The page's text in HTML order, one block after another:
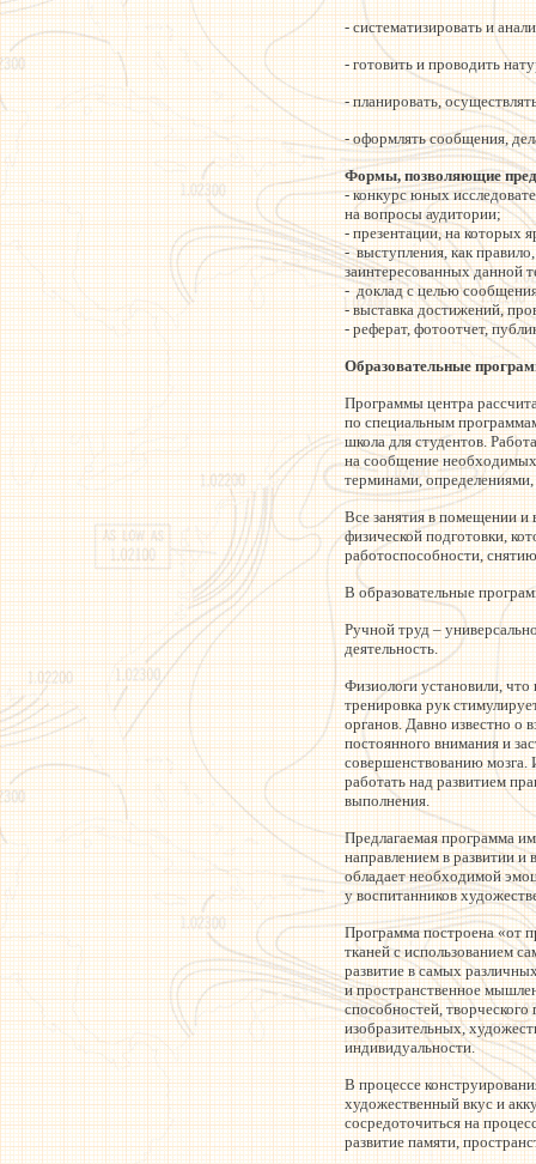
- систематизировать и
- готовить и проводить
- планировать,
- оформлять сообщения,
Формы, позволяющие
- конкурс юных
на вопросы аудитории;
- презентации, на которых
- выступления, как
заинтересованных данной
- доклад с целью
- выставка достижений,
- реферат, фотоотчет,
Образовательные
Программы центра
по специальным
школа для студентов.
на сообщение необходимых
терминами,
Все занятия в помещении и
физической подготовки,
работоспособности,
В образовательные
Ручной труд –
деятельность.
Физиологи установили,
тренировка рук
органов. Давно известно о
постоянного внимания и
совершенствованию мозга.
работать над развитием
выполнения.
Предлагаемая программа
направлением в развитии и
обладает необходимой
у воспитанников
Программа построена «от
тканей с использованием
развитие в самых
и пространственное
способностей,
изобразительных,
индивидуальности.
В процессе
художественный вкус и
сосредоточиться на
развитие памяти,